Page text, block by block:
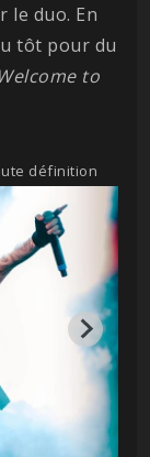
le duo. En
tôt pour du
Welcome to
définition